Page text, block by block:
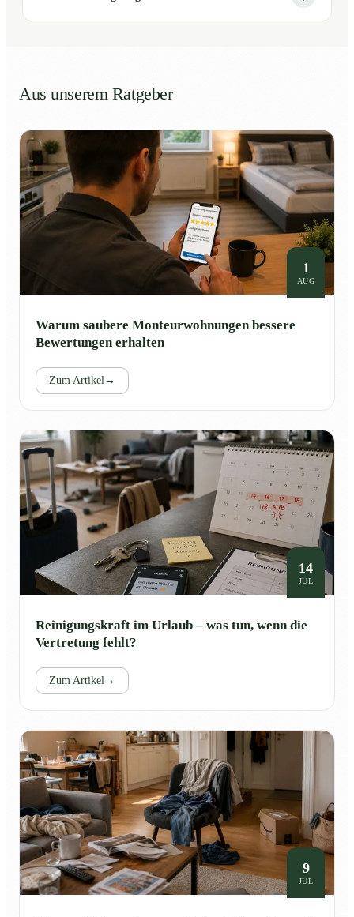
Aus unserem Ratgeber
1
AUG
Warum saubere Monteurwohnungen bessere
Bewertungen erhalten
Zum Artikel→
14
JUL
Reinigungskraft im Urlaub – was tun, wenn die
Vertretung fehlt?
Zum Artikel→
9
JUL